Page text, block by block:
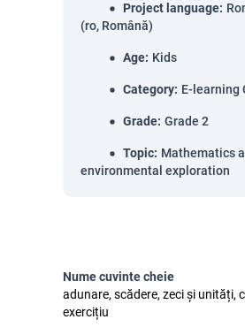
Project language:
(ro, Română)
Age: Kids
Category: E-learning
Grade: Grade 2
Topic: Mathematics
environmental exploration
Nume cuvinte cheie
adunare, scădere, zeci și unități,
exercițiu